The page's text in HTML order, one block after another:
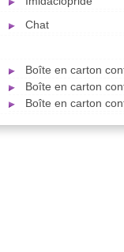
Chat
Boîte en carton
Boîte en carton
Boîte en carton